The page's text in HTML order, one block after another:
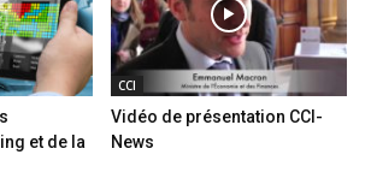
et de la
CCI
Vidéo de présentation CCI-
News